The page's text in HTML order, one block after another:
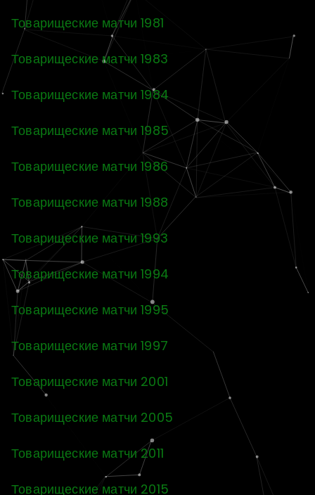
Товарищеские матчи 1981
Товарищеские матчи 1983
Товарищеские матчи 1984
Товарищеские матчи 1985
Товарищеские матчи 1986
Товарищеские матчи 1988
Товарищеские матчи 1993
Товарищеские матчи 1994
Товарищеские матчи 1995
Товарищеские матчи 1997
Товарищеские матчи 2001
Товарищеские матчи 2005
Товарищеские матчи 2011
Товарищеские матчи 2015